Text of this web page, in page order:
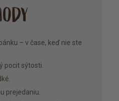
– v čase, keď nie ste
pocit sýtosti.
prejedaniu.